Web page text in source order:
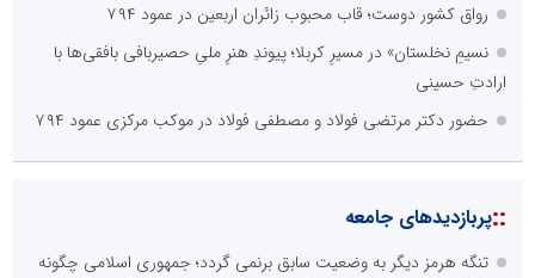
رواق کشور دوست؛ قاب محبوب زائران اربعین در عمود ۷۹۴
نسیمِ نخلستان» در مسیرِ کربلا؛ پیوندِ هنرِ ملیِ حصیربافی بافقی‌ها با
ارادتِ حسینی
حضور دکتر مرتضی فولاد و مصطفی فولاد در موکب مرکزی عمود ۷۹۴
::پربازدیدهای جامعه
تنگه هرمز دیگر به وضعیت سابق برنمی گردد؛ جمهوری اسلامی چگونه